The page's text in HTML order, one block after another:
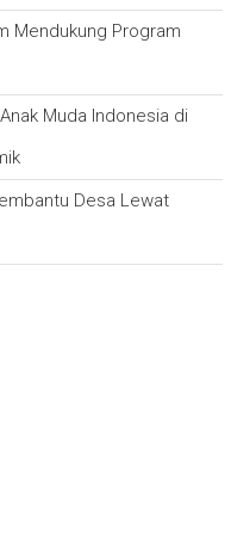
Mendukung Program
Muda Indonesia di
Desa Lewat